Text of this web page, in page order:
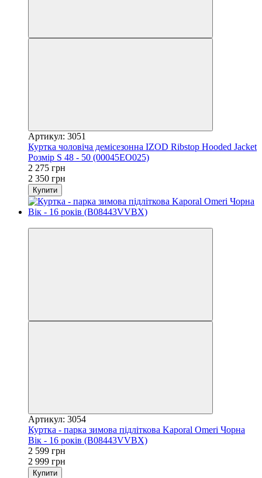
Артикул: 3051
Куртка чоловіча демісезонна IZOD Ribstop Hooded Jacket
Розмір S 48 - 50 (00045EO025)
2 275 грн
2 350 грн
Купити
Артикул: 3054
Куртка - парка зимова підліткова Kaporal Omeri Чорна
Вік - 16 років (B08443VVBX)
2 599 грн
2 999 грн
Купити